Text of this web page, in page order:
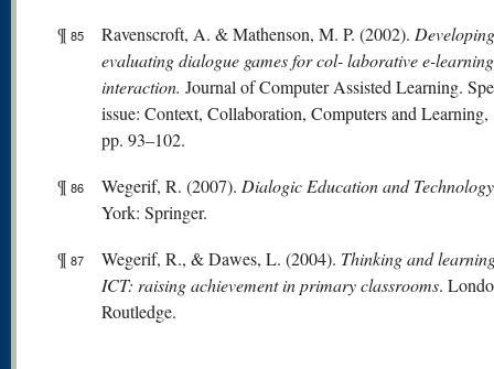
¶ 85 Ravenscroft, A. & Mathenson, M. P. (2002).
evaluating dialogue games for col- laborative e-learning
interaction. Journal of Computer Assisted Learning.
issue: Context, Collaboration, Computers and Learning,
pp. 93–102.
¶ 86 Wegerif, R. (2007). Dialogic Education and
York: Springer.
¶ 87 Wegerif, R., & Dawes, L. (2004). Thinking and
ICT: raising achievement in primary classrooms.
Routledge.